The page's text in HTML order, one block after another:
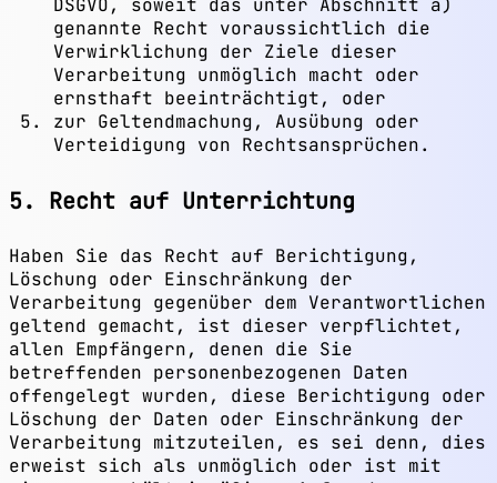
DSGVO, soweit das unter Abschnitt a)
genannte Recht voraussichtlich die
Verwirklichung der Ziele dieser
Verarbeitung unmöglich macht oder
ernsthaft beeinträchtigt, oder
zur Geltendmachung, Ausübung oder
Verteidigung von Rechtsansprüchen.
5. Recht auf Unterrichtung
Haben Sie das Recht auf Berichtigung,
Löschung oder Einschränkung der
Verarbeitung gegenüber dem Verantwortlichen
geltend gemacht, ist dieser verpflichtet,
allen Empfängern, denen die Sie
betreffenden personenbezogenen Daten
offengelegt wurden, diese Berichtigung oder
Löschung der Daten oder Einschränkung der
Verarbeitung mitzuteilen, es sei denn, dies
erweist sich als unmöglich oder ist mit